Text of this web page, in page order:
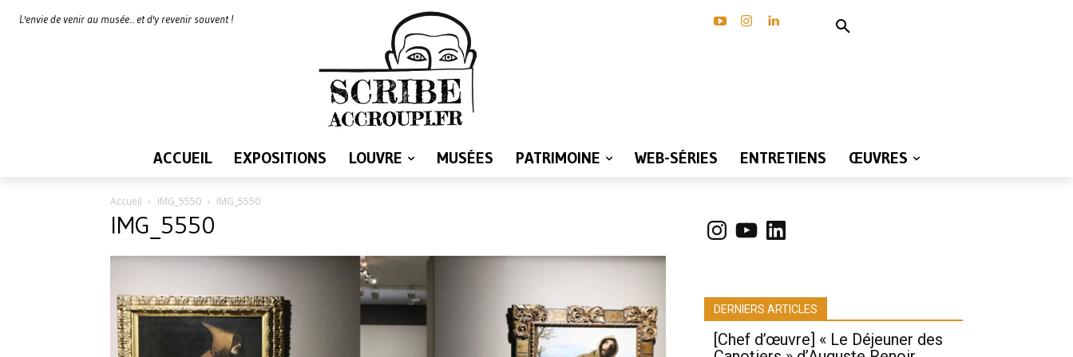
L'envie de venir au musée... et d'y revenir souvent !
ACCUEIL EXPOSITIONS LOUVRE MUSÉES PATRIMOINE WEB-SÉRIES ENTRETIENS ŒUVRES
Accueil IMG_5550 IMG_5550
IMG_5550 Instagram
YouTubeLinkedIn
DERNIERS ARTICLES
[Chef d’œuvre] « Le Déjeuner des